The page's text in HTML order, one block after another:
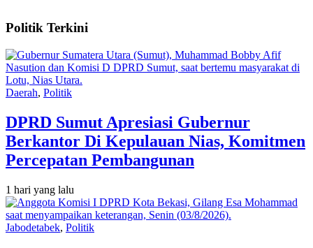
Politik Terkini
Daerah, Politik
DPRD Sumut Apresiasi Gubernur
Berkantor Di Kepulauan Nias, Komitmen
Percepatan Pembangunan
1 hari yang lalu
Jabodetabek, Politik